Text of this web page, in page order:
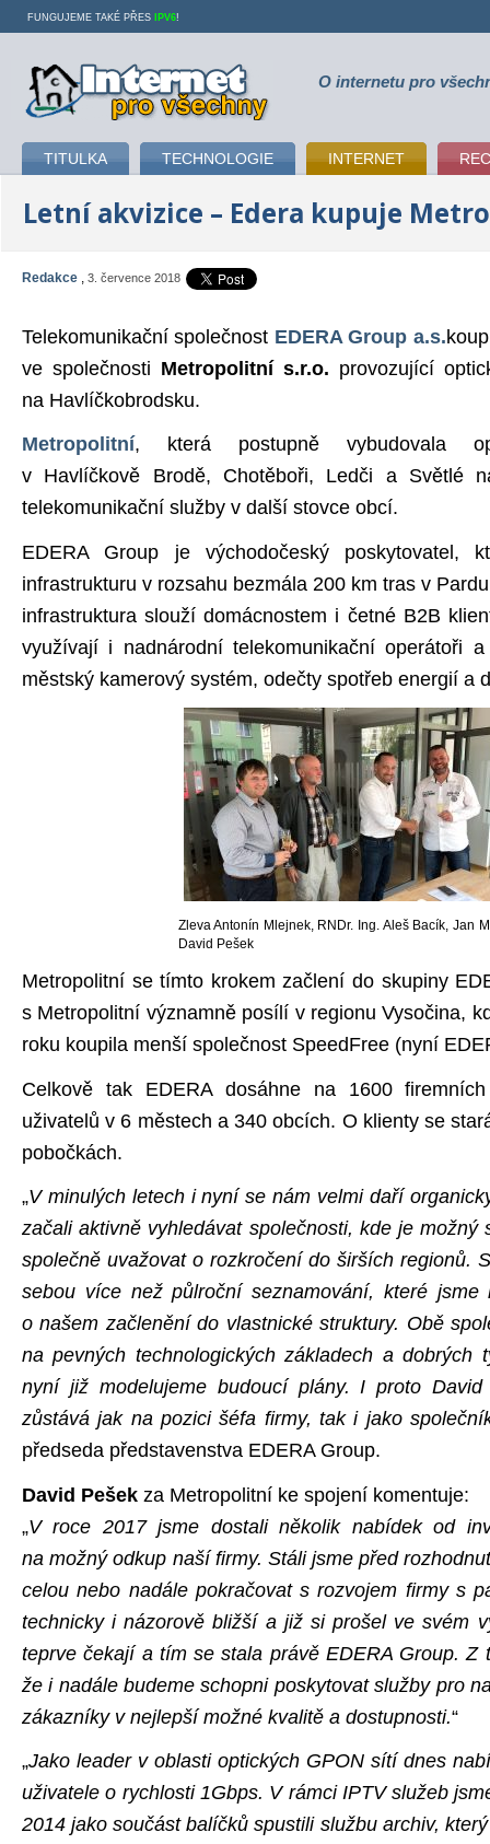
Internet pro všechny O internetu pro
TITULKA TECHNOLOGIE INTERNET
FUNGUJEME TAKÉ PŘES IPV6!
Letní akvizice – Edera kupuje
Redakce 3. července 2018
Telekomunikační společnost EDERA Group a.s.
ve společnosti Metropolitní s.r.o. provozující
na Havlíčkobrodsku.
Metropolitní, která postupně vybudovala
v Havlíčkově Brodě, Chotěboři, Ledči a Světlé
telekomunikační služby v další stovce obcí.
EDERA Group je východočeský poskytovatel,
infrastrukturu v rozsahu bezmála 200 km tras v
infrastruktura slouží domácnostem i četné B2B
využívají i nadnárodní telekomunikační operátoři
městský kamerový systém, odečty spotřeb energií a
Zleva Antonín Mlejnek, RNDr. Ing. Aleš Bacík, Jan
David Pešek
Metropolitní se tímto krokem začlení do skupiny
s Metropolitní významně posílí v regionu Vysočina,
roku koupila menší společnost SpeedFree (nyní
Celkově tak EDERA dosáhne na 1600
uživatelů v 6 městech a 340 obcích. O klienty se
pobočkách.
„V minulých letech i nyní se nám velmi daří
začali aktivně vyhledávat společnosti, kde je možný
společně uvažovat o rozkročení do širších regionů.
sebou více než půlroční seznamování, které jsme
o našem začlenění do vlastnické struktury. Obě
na pevných technologických základech a dobrých
nyní již modelujeme budoucí plány. I proto
zůstává jak na pozici šéfa firmy, tak i jako
předseda představenstva EDERA Group.
David Pešek za Metropolitní ke spojení komentuje:
„V roce 2017 jsme dostali několik nabídek od
na možný odkup naší firmy. Stáli jsme před
celou nebo nadále pokračovat s rozvojem firmy s
technicky i názorově bližší a již si prošel ve svém
teprve čekají a tím se stala právě EDERA Group. Z
že i nadále budeme schopni poskytovat služby pro
zákazníky v nejlepší možné kvalitě a dostupnosti.“
„Jako leader v oblasti optických GPON sítí dnes
uživatele o rychlosti 1Gbps. V rámci IPTV služeb
2014 jako součást balíčků spustili službu archiv,